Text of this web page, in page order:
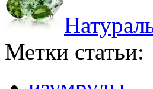
Метки статьи: